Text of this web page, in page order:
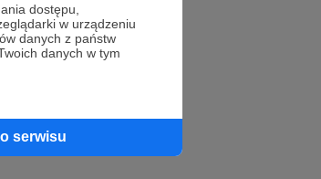
dostępu,
w urządzeniu
danych z państw
danych w tym
serwisu